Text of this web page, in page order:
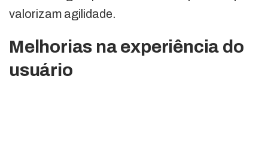
valorizam agilidade.
Melhorias na experiência do
usuário